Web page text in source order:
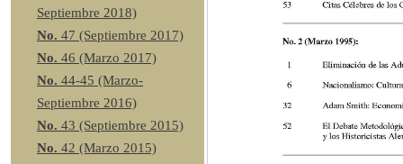
Septiembre 2018)
No. 47 (Septiembre 2017)
No. 46 (Marzo 2017)
No. 44-45 (Marzo-
Septiembre 2016)
No. 43 (Septiembre 2015)
No. 42 (Marzo 2015)